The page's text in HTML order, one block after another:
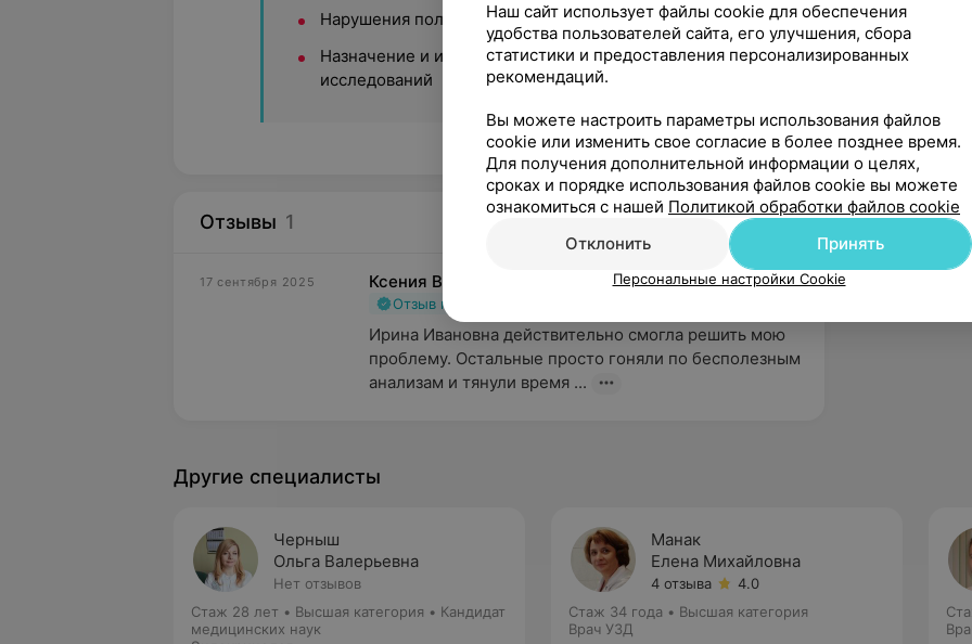
Нарушения полового развития у детей и подростков
Назначение и интерпретация лабораторных
исследований
Отзывы 1
17 сентября 2025 Ксения В.
Отзыв подтвержден
Ирина Ивановна действительно смогла решить мою
проблему. Остальные просто гоняли по бесполезным
анализам и тянули время ...
Другие специалисты
Черныш
Ольга Валерьевна
Нет отзывов
Стаж 28 лет • Высшая категория • Кандидат
медицинских наук
Манак
Елена Михайловна
4 отзыва
4.0
Стаж 34 года • Высшая категория
Врач УЗД
Наш сайт использует файлы cookie для обеспечения
удобства пользователей сайта, его улучшения, сбора
статистики и предоставления персонализированных
рекомендаций.
Вы можете настроить параметры использования файлов
cookie или изменить свое согласие в более позднее время.
Для получения дополнительной информации о целях,
сроках и порядке использования файлов cookie вы можете
ознакомиться с нашей Политикой обработки файлов cookie
Отклонить
Принять
Персональные настройки Cookie